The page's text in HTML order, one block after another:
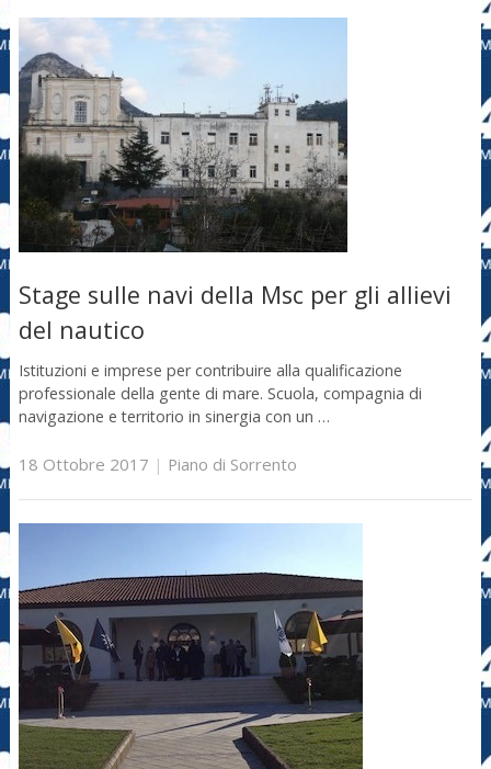
Stage sulle navi della Msc per gli allievi
del nautico
Istituzioni e imprese per contribuire alla qualificazione
professionale della gente di mare. Scuola, compagnia di
navigazione e territorio in sinergia con un …
18 Ottobre 2017 | Piano di Sorrento